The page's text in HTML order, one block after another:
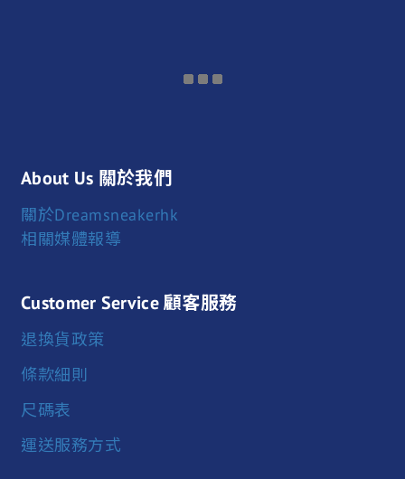
About Us 關於我們
關於Dreamsneakerhk
相關媒體報導
Customer Service 顧客服務
退換貨政策
條款細則
尺碼表
運送服務方式